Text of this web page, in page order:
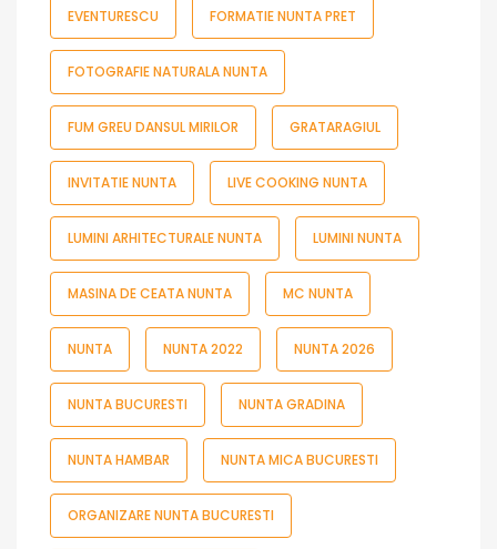
EVENTURESCU FORMATIE NUNTA PRET
FOTOGRAFIE NATURALA NUNTA
FUM GREU DANSUL MIRILOR GRATARAGIUL
INVITATIE NUNTA LIVE COOKING NUNTA
LUMINI ARHITECTURALE NUNTA LUMINI NUNTA
MASINA DE CEATA NUNTA MC NUNTA
NUNTA NUNTA 2022 NUNTA 2026
NUNTA BUCURESTI NUNTA GRADINA
NUNTA HAMBAR NUNTA MICA BUCURESTI
ORGANIZARE NUNTA BUCURESTI